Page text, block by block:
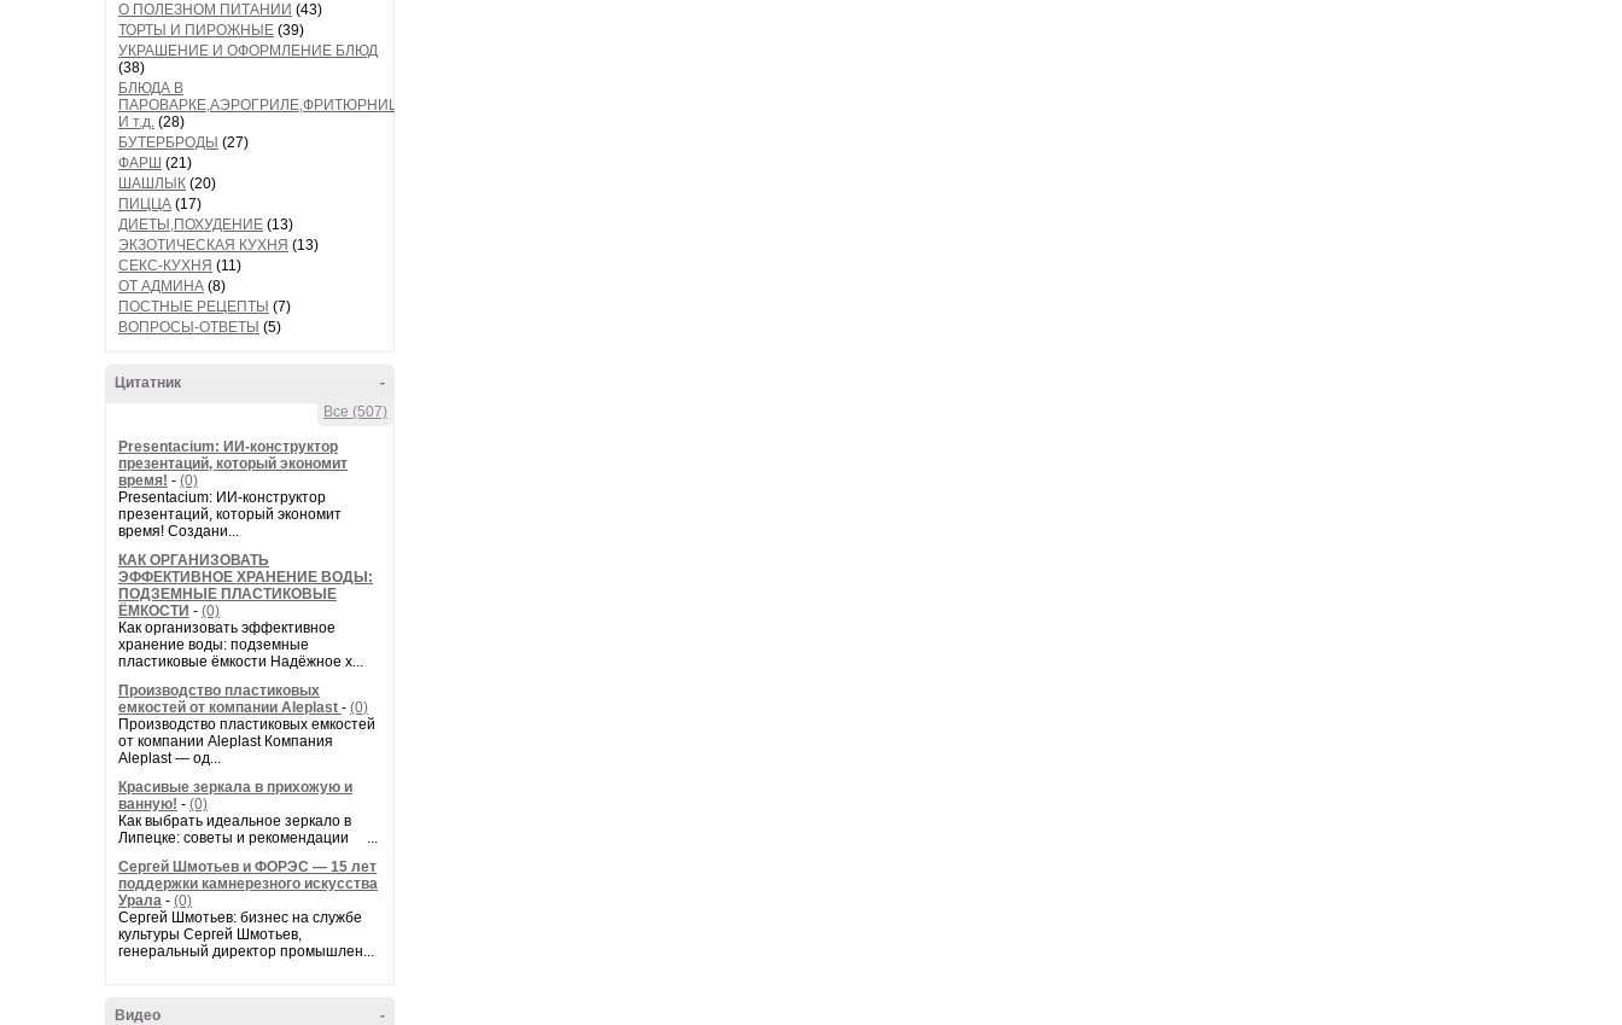
О ПОЛЕЗНОМ ПИТАНИИ (43)
ТОРТЫ И ПИРОЖНЫЕ (39)
УКРАШЕНИЕ И ОФОРМЛЕНИЕ БЛЮД
(38)
БЛЮДА В
ПАРОВАРКЕ,АЭРОГРИЛЕ,ФРИТЮРНИЦЕ
И т.д. (28)
БУТЕРБРОДЫ (27)
ФАРШ (21)
ШАШЛЫК (20)
ПИЦЦА (17)
ДИЕТЫ,ПОХУДЕНИЕ (13)
ЭКЗОТИЧЕСКАЯ КУХНЯ (13)
СЕКС-КУХНЯ (11)
ОТ АДМИНА (8)
ПОСТНЫЕ РЕЦЕПТЫ (7)
ВОПРОСЫ-ОТВЕТЫ (5)
-
Цитатник
Все (507)
Presentacium: ИИ‑конструктор
презентаций, который экономит
время! - (0)
Presentacium: ИИ‑конструктор
презентаций, который экономит
время! Создани...
КАК ОРГАНИЗОВАТЬ
ЭФФЕКТИВНОЕ ХРАНЕНИЕ ВОДЫ:
ПОДЗЕМНЫЕ ПЛАСТИКОВЫЕ
ЁМКОСТИ - (0)
Как организовать эффективное
хранение воды: подземные
пластиковые ёмкости Надёжное х...
Производство пластиковых
емкостей от компании Aleplast - (0)
Производство пластиковых емкостей
от компании Aleplast Компания
Aleplast — од...
Красивые зеркала в прихожую и
ванную! - (0)
Как выбрать идеальное зеркало в
Липецке: советы и рекомендации ...
Сергей Шмотьев и ФОРЭС — 15 лет
поддержки камнерезного искусства
Урала - (0)
Сергей Шмотьев: бизнес на службе
культуры Сергей Шмотьев,
генеральный директор промышлен...
-
Видео